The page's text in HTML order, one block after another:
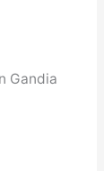
Gandia